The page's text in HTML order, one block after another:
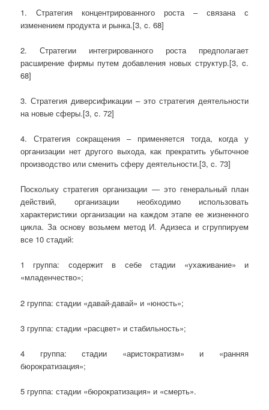
1. Стратегия концентрированного роста – связана с
изменением продукта и рынка.[3, c. 68]
2. Стратегии интегрированного роста предполагает
расширение фирмы путем добавления новых структур.[3, c.
68]
3. Стратегия диверсификации – это стратегия деятельности
на новые сферы.[3, c. 72]
4. Стратегия сокращения – применяется тогда, когда у
организации нет другого выхода, как прекратить убыточное
производство или сменить сферу деятельности.[3, c. 73]
Поскольку стратегия организации — это генеральный план
действий, организации необходимо использовать
характеристики организации на каждом этапе ее жизненного
цикла. За основу возьмем метод И. Адизеса и сгруппируем
все 10 стадий:
1 группа: содержит в себе стадии «ухаживание» и
«младенчество»;
2 группа: стадии «давай-давай» и «юность»;
3 группа: стадии «расцвет» и стабильность»;
4 группа: стадии «аристократизм» и «ранняя
бюрократизация»;
5 группа: стадии «бюрократизация» и «смерть».